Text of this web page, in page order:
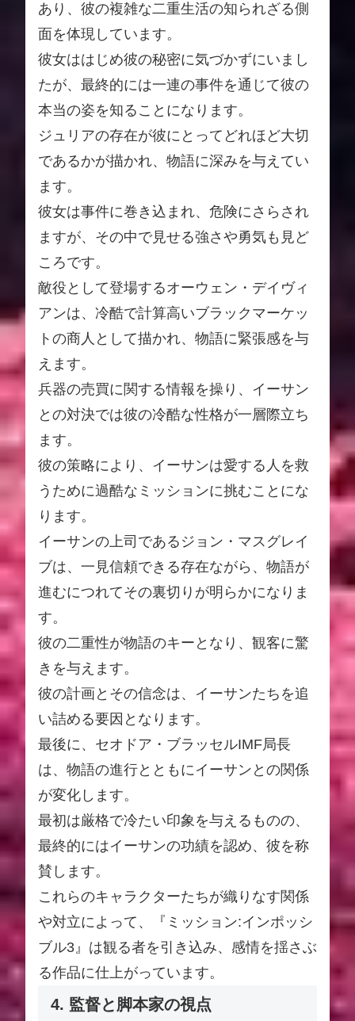
あり、彼の複雑な二重生活の知られざる側
面を体現しています。
彼女ははじめ彼の秘密に気づかずにいまし
たが、最終的には一連の事件を通じて彼の
本当の姿を知ることになります。
ジュリアの存在が彼にとってどれほど大切
であるかが描かれ、物語に深みを与えてい
ます。
彼女は事件に巻き込まれ、危険にさらされ
ますが、その中で見せる強さや勇気も見ど
ころです。
敵役として登場するオーウェン・デイヴィ
アンは、冷酷で計算高いブラックマーケッ
トの商人として描かれ、物語に緊張感を与
えます。
兵器の売買に関する情報を操り、イーサン
との対決では彼の冷酷な性格が一層際立ち
ます。
彼の策略により、イーサンは愛する人を救
うために過酷なミッションに挑むことにな
ります。
イーサンの上司であるジョン・マスグレイ
ブは、一見信頼できる存在ながら、物語が
進むにつれてその裏切りが明らかになりま
す。
彼の二重性が物語のキーとなり、観客に驚
きを与えます。
彼の計画とその信念は、イーサンたちを追
い詰める要因となります。
最後に、セオドア・ブラッセルIMF局長
は、物語の進行とともにイーサンとの関係
が変化します。
最初は厳格で冷たい印象を与えるものの、
最終的にはイーサンの功績を認め、彼を称
賛します。
これらのキャラクターたちが織りなす関係
や対立によって、『ミッション:インポッシ
ブル3』は観る者を引き込み、感情を揺さぶ
る作品に仕上がっています。
4. 監督と脚本家の視点